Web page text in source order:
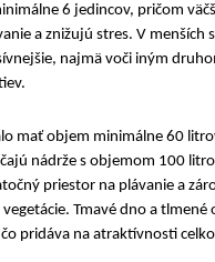
6 jedincov, pričom
a znižujú stres. V menších
najmä voči iným
mať objem minimálne 60
nádrže s objemom 100
priestor na plávanie a
Tmavé dno a tlmené
pridáva na atraktívnosti